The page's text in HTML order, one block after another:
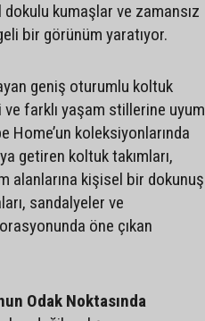
kumaşlar ve zamansız
bir görünüm yaratıyor.
geniş oturumlu koltuk
farklı yaşam stillerine uyum
Home’un koleksiyonlarında
getiren koltuk takımları,
alanlarına kişisel bir dokunuş
sandalyeler ve
öne çıkan
Odak Noktasında